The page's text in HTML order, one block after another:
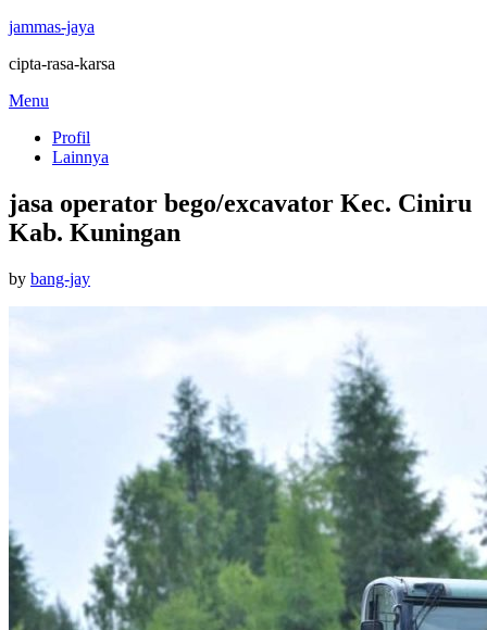
jammas-jaya
cipta-rasa-karsa
Skip
content
Menu
Profil
Lainnya
jasa operator bego/excavator Kec. Ciniru
Kab. Kuningan
by bang-jayPosted